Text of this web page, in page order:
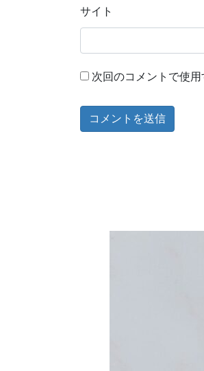
サイト
次回のコメントで使